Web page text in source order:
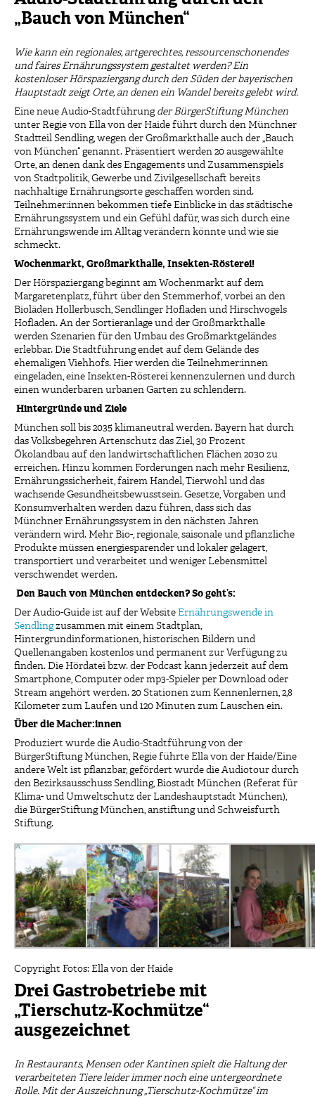
„Bauch von München“
Wie kann ein regionales, artgerechtes, ressourcenschonendes
und faires Ernährungssystem gestaltet werden? Ein
kostenloser Hörspaziergang durch den Süden der bayerischen
Hauptstadtzeigt Orte, an denen ein Wandel bereits gelebt wird.
Eine neue Audio-Stadtführung der BürgerStiftung München
unter Regie von Ella von der Haide führt durch den Münchner
Stadtteil Sendling, wegen der Großmarkthalle auch der „Bauch
von München“ genannt. Präsentiert werden 20 ausgewählte
Orte, an denen dank des Engagements und Zusammenspiels
von Stadtpolitik, Gewerbe und Zivilgesellschaft bereits
nachhaltige Ernährungsorte geschaffen worden sind.
Teilnehmer:innen bekommen tiefe Einblicke in das städtische
Ernährungssystem und ein Gefühl dafür, was sich durch eine
Ernährungswende im Alltag verändern könnte und wie sie
schmeckt.
Wochenmarkt, Großmarkthalle, Insekten-Rösterei!
Der Hörspaziergang beginnt am Wochenmarkt auf dem
Margaretenplatz, führt über den Stemmerhof, vorbei an den
Bioläden Hollerbusch, Sendlinger Hofladen und Hirschvogels
Hofladen. An der Sortieranlage und der Großmarkthalle
werden Szenarien für den Umbau des Großmarktgeländes
erlebbar. Die Stadtführung endet auf dem Gelände des
ehemaligen Viehhofs. Hier werden die Teilnehmer:innen
eingeladen, eine Insekten-Rösterei kennenzulernen und durch
einen wunderbaren urbanen Garten zu schlendern.
Hintergründe und Ziele
München soll bis 2035 klimaneutral werden. Bayern hat durch
das Volksbegehren Artenschutz das Ziel, 30 Prozent
Ökolandbau auf den landwirtschaftlichen Flächen 2030 zu
erreichen. Hinzu kommen Forderungen nach mehr Resilienz,
Ernährungssicherheit, fairem Handel, Tierwohl und das
wachsende Gesundheitsbewusstsein. Gesetze, Vorgaben und
Konsumverhalten werden dazu führen, dass sich das
Münchner Ernährungssystem in den nächsten Jahren
verändern wird. Mehr Bio-, regionale, saisonale und pflanzliche
Produkte müssen energiesparender und lokaler gelagert,
transportiert und verarbeitet und weniger Lebensmittel
verschwendet werden.
Den Bauch von München entdecken? So geht’s:
Der Audio-Guide ist auf der Website Ernährungswende in
Sendlingzusammen mit einem Stadtplan,
Hintergrundinformationen, historischen Bildern und
Quellenangaben kostenlos und permanent zur Verfügung zu
finden. Die Hördatei bzw. der Podcast kann jederzeit auf dem
Smartphone, Computer oder mp3-Spieler per Download oder
Stream angehört werden. 20 Stationen zum Kennenlernen, 2,8
Kilometer zum Laufen und 120 Minuten zum Lauschen ein.
Über die Macher:innen
Produziert wurde die Audio-Stadtführung von der
BürgerStiftung München, Regie führte Ella von der Haide/Eine
andere Welt ist pflanzbar, gefördert wurde die Audiotour durch
den Bezirksausschuss Sendling, Biostadt München (Referat für
Klima- und Umweltschutz der Landeshauptstadt München),
die BürgerStiftung München, anstiftung und Schweisfurth
Stiftung.
Copyright Fotos: Ella von der Haide
Drei Gastrobetriebe mit
„Tierschutz-Kochmütze“
ausgezeichnet
In Restaurants, Mensen oder Kantinen spielt die Haltung der
verarbeiteten Tiere leider immer noch eineuntergeordnete
Rolle. Mit der Auszeichnung „Tierschutz-Kochmütze“ im